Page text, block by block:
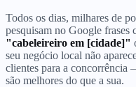
Todos os dias, milhares de
pesquisam no Google frases
"cabeleireiro em [cidade]"
seu negócio local não
clientes para a concorrência
são melhores do que a sua.